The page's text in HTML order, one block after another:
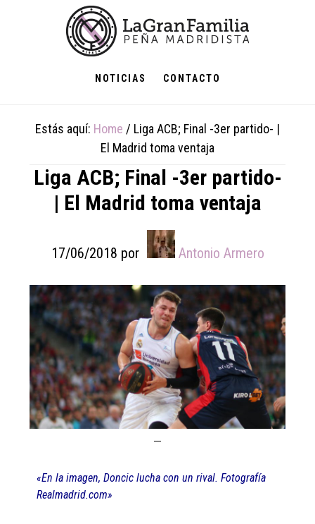
NOTICIAS CONTACTO
Estás aquí: Home / Liga ACB; Final -3er partido- |
El Madrid toma ventaja
Liga ACB; Final -3er partido-
| El Madrid toma ventaja
17/06/2018 por Antonio Armero
«En la imagen, Doncic lucha con un rival. Fotografía
Realmadrid.com»